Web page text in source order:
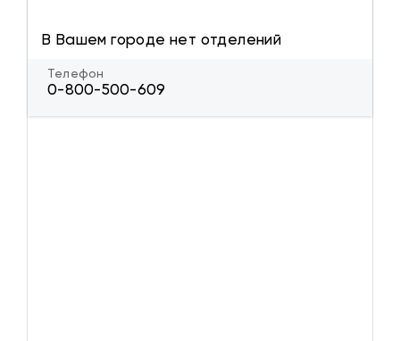
В Вашем городе нет отделений
Телефон
0-800-500-609